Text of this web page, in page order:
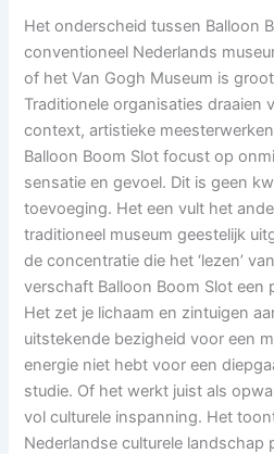
Het onderscheid tussen Balloon
conventioneel Nederlands
of het Van Gogh Museum is
Traditionele organisaties draaien
context, artistieke
Balloon Boom Slot focust op
sensatie en gevoel. Dit is geen
toevoeging. Het een vult het
traditioneel museum geestelijk
de concentratie die het ‘lezen’
verschaft Balloon Boom Slot een
Het zet je lichaam en zintuigen
uitstekende bezigheid voor een
energie niet hebt voor een
studie. Of het werkt juist als
vol culturele inspanning. Het
Nederlandse culturele landschap